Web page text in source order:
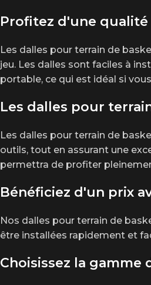
Profitez d'une
Les dalles pour terrain de
jeu. Les dalles sont faciles à
portable, ce qui est idéal si
Les dalles pour
Les dalles pour terrain de
outils, tout en assurant une
permettra de profiter
Bénéficiez d'un prix
Nos dalles pour terrain de
être installées rapidement et
Choisissez la gamme